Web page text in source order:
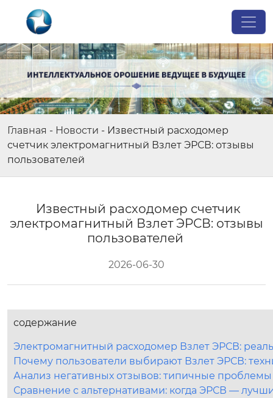
Главная - Новости - Известный расходомер
счетчик электромагнитный Взлет ЭРСВ: отзывы
пользователей
Известный расходомер счетчик
электромагнитный Взлет ЭРСВ: отзывы
пользователей
2026-06-30
содержание
Электромагнитный расходомер Взлет ЭРСВ:
Почему пользователи выбирают Взлет ЭРСВ:
Анализ негативных отзывов: типичные
Сравнение с альтернативами: когда ЭРСВ —